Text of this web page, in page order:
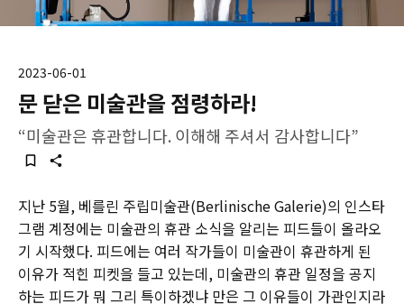
2023-06-01
문 닫은 미술관을 점령하라!
“미술관은 휴관합니다. 이해해 주셔서 감사합니다”
지난 5월, 베를린 주립미술관(Berlinische Galerie)의 인스타
그램 계정에는 미술관의 휴관 소식을 알리는 피드들이 올라오
기 시작했다. 피드에는 여러 작가들이 미술관이 휴관하게 된
이유가 적힌 피켓을 들고 있는데, 미술관의 휴관 일정을 공지
하는 피드가 뭐 그리 특이하겠냐 만은 그 이유들이 가관인지라